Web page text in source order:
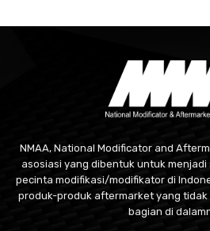
NMAA, National Modificator and
asosiasi yang dibentuk untuk
pecinta modifikasi/modifikator di
produk-produk aftermarket yang
bagian di